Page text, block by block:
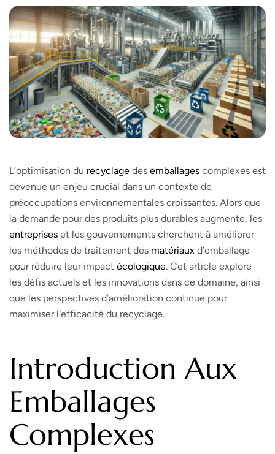
L’optimisation du recyclage des emballages complexes est
devenue un enjeu crucial dans un contexte de
préoccupations environnementales croissantes. Alors que
la demande pour des produits plus durables augmente, les
entreprises et les gouvernements cherchent à améliorer
les méthodes de traitement des matériaux d’emballage
pour réduire leur impact écologique. Cet article explore
les défis actuels et les innovations dans ce domaine, ainsi
que les perspectives d’amélioration continue pour
maximiser l’efficacité du recyclage.
Introduction Aux
Emballages
Complexes